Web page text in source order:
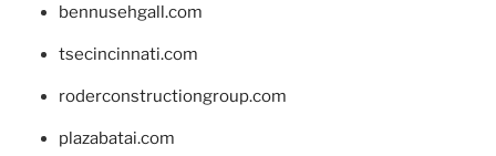
bennusehgall.com
tsecincinnati.com
roderconstructiongroup.com
plazabatai.com